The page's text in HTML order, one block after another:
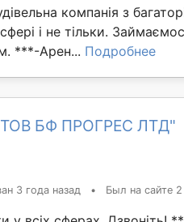
компанія з
і не тільки.
***-Арен... Подробнее
БФ ПРОГРЕС ЛТД"
3 года назад • Был на сайте